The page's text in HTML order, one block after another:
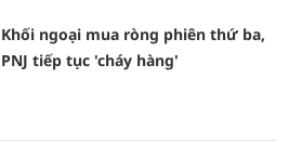
Khối ngoại mua ròng phiên thứ ba,
PNJ tiếp tục 'cháy hàng'